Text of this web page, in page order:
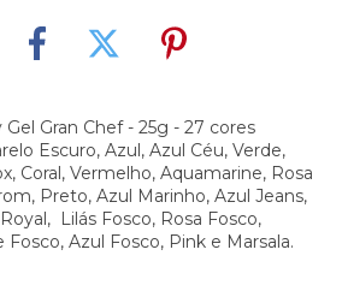
Gran Chef - 25g - 27 cores
Escuro, Azul, Azul Céu, Verde,
Coral, Vermelho, Aquamarine, Rosa
Preto, Azul Marinho, Azul Jeans,
Lilás Fosco, Rosa Fosco,
Azul Fosco, Pink e Marsala.